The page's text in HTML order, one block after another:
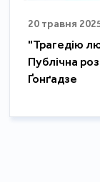
20 травня
"Трагедію
Публічна
Ґонґадзе